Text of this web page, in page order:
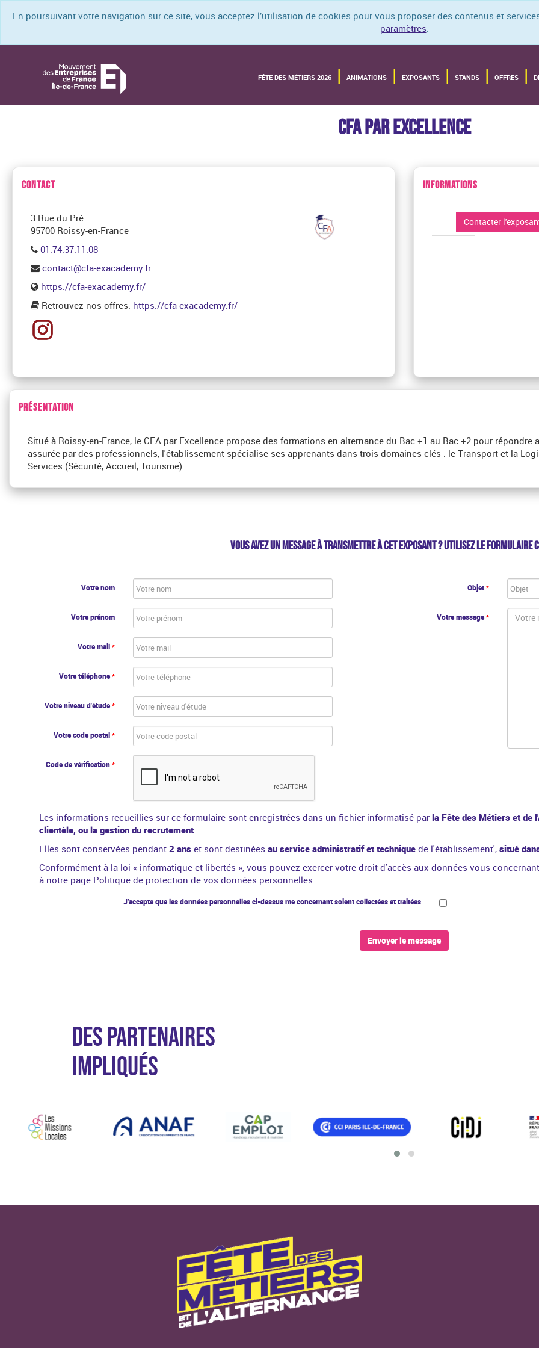
En poursuivant votre navigation sur ce site, vous acceptez l’utilisation de cookies pour vous proposer des contenus et
paramètres.
FÊTE DES MÉTIERS 2026 ANIMATIONS EXPOSANTS STANDS OFFRES
CFA PAR EXCELLENCE
CONTACT
3 Rue du Pré
95700 Roissy-en-France
01.74.37.11.08
contact@cfa-exacademy.fr
https://cfa-exacademy.fr/
Retrouvez nos offres: https://cfa-exacademy.fr/
INFORMATIONS
Contacter
PRÉSENTATION
Situé à Roissy-en-France, le CFA par Excellence propose des formations en alternance du Bac +1 au Bac +2 pour
assurée par des professionnels, l'établissement spécialise ses apprenants dans trois domaines clés : le Transport et la
Services (Sécurité, Accueil, Tourisme).
VOUS AVEZ UN MESSAGE À TRANSMETTRE À CET EXPOSANT ? UTILISEZ LE FORMULAIRE
Votre nom
Votre prénom
Votre mail *
Votre téléphone *
Votre niveau d'étude *
Votre code postal *
Code de vérification *
Objet *
Votre message *
Les informations recueillies sur ce formulaire sont enregistrées dans un fichier informatisé par la Fête des Métiers et de
clientèle, ou la gestion du recrutement.
Elles sont conservées pendant 2 ans et sont destinées au service administratif et technique de l'établissement', situé
Conformément à la loi « informatique et libertés », vous pouvez exercer votre droit d'accès aux données vous
à notre page Politique de protection de vos données personnelles
J’accepte que les données personnelles ci-dessus me concernant soient collectées et traitées
Envoyer le message
DES PARTENAIRES
IMPLIQUÉS